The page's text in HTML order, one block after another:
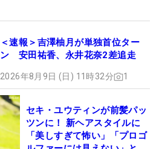
＜速報＞吉澤柚月が単独首位ター
ン 安田祐香、永井花奈2差追走
2026年8月9日 (日) 11時32分 1
セキ・ユウティンが前髪パッ
ツンに！ 新ヘアスタイルに
「美しすぎて怖い」「プロゴ